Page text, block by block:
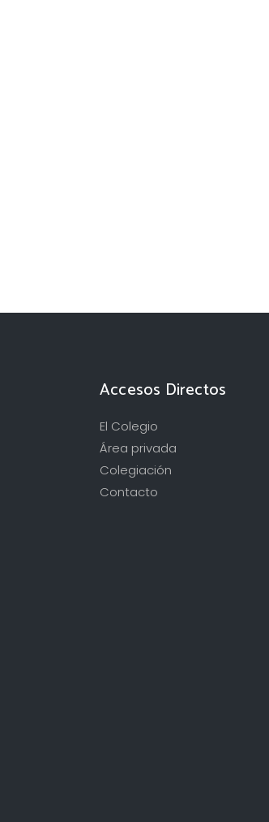
Accesos Directos
El Colegio
Área privada
Colegiación
Contacto